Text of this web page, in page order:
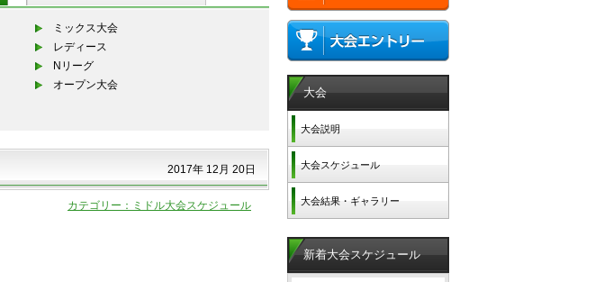
ミックス大会
レディース
Nリーグ
オープン大会
2017年 12月 20日
カテゴリー：ミドル大会スケジュール
大会
大会説明
大会スケジュール
大会結果・ギャラリー
新着大会スケジュール